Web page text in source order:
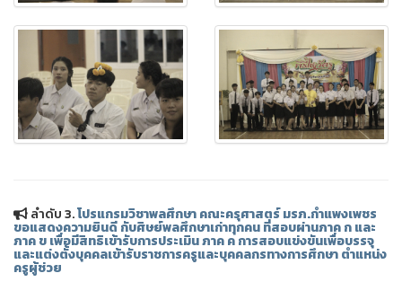
ลำดับ 3.โปรแกรมวิชาพลศึกษา คณะครุศาสตร์ มรภ.กำแพงเพชร
ขอแสดงความยินดี กับศิษย์พลศึกษาเก่าทุกคน ที่สอบผ่านภาค ก และ
ภาค ข เพื่อมีสิทธิเข้ารับการประเมิน ภาค ค การสอบแข่งขันเพื่อบรรจุ
และแต่งตั้งบุคคลเข้ารับราชการครูและบุคคลกรทางการศึกษา ตำแหน่ง
ครูผู้ช่วย